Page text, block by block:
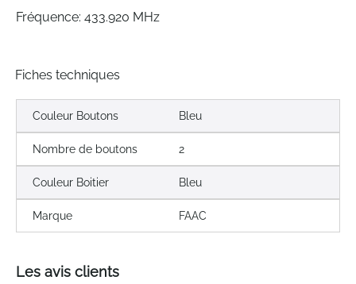
Fréquence: 433.920 MHz
Fiches techniques
Couleur Boutons Bleu
Nombre de boutons 2
Couleur Boitier Bleu
Marque FAAC
Les avis clients